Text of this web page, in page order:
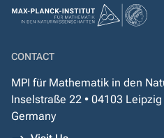
CONTACT
MPI für Mathematik in den
Inselstraße 22 • 04103 Leipzig
Germany